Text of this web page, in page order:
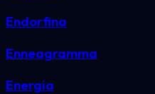
Endorfina
Enneagramma
Energia